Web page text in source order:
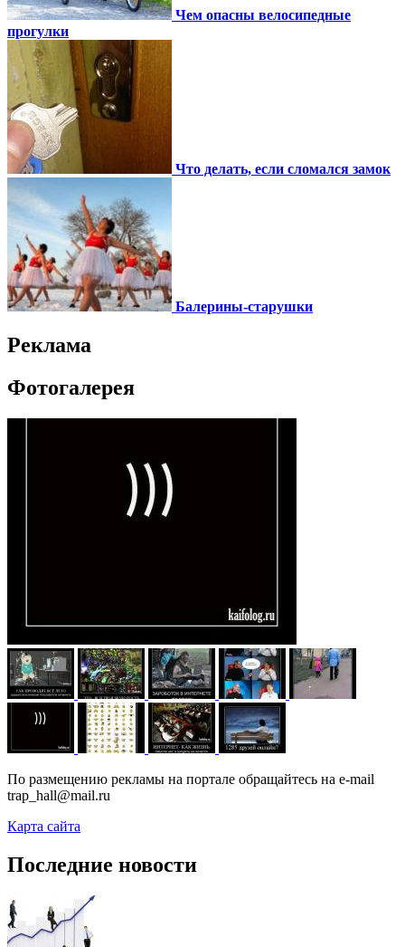
Чем опасны велосипедные
прогулки
Что делать, если сломался замок
Балерины-старушки
Реклама
Фотогалерея
По размещению рекламы на портале обращайтесь на e-mail
trap_hall@mail.ru
Карта сайта
Последние новости